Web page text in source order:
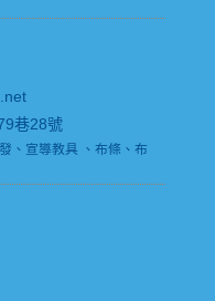
巷28號
、宣導教具 、布條、布